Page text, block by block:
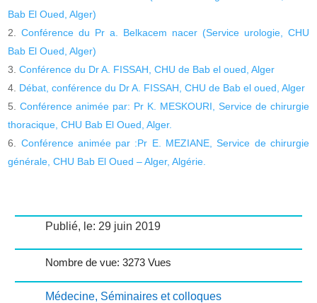
Bab El Oued, Alger)
Conférence du Pr a. Belkacem nacer (Service urologie, CHU
Bab El Oued, Alger)
Conférence du Dr A. FISSAH, CHU de Bab el oued, Alger
Débat, conférence du Dr A. FISSAH, CHU de Bab el oued, Alger
Conférence animée par: Pr K. MESKOURI, Service de chirurgie
thoracique, CHU Bab El Oued, Alger.
Conférence animée par :Pr E. MEZIANE, Service de chirurgie
générale, CHU Bab El Oued – Alger, Algérie.
Publié, le: 29 juin 2019
Nombre de vue: 3273 Vues
Médecine, Séminaires et colloques